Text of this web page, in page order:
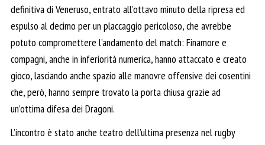
definitiva di Veneruso, entrato all’ottavo minuto della ripresa ed
espulso al decimo per un placcaggio pericoloso, che avrebbe
potuto compromettere l’andamento del match: Finamore e
compagni, anche in inferiorità numerica, hanno attaccato e creato
gioco, lasciando anche spazio alle manovre offensive dei cosentini
che, però, hanno sempre trovato la porta chiusa grazie ad
un’ottima difesa dei Dragoni.
L’incontro è stato anche teatro dell’ultima presenza nel rugby